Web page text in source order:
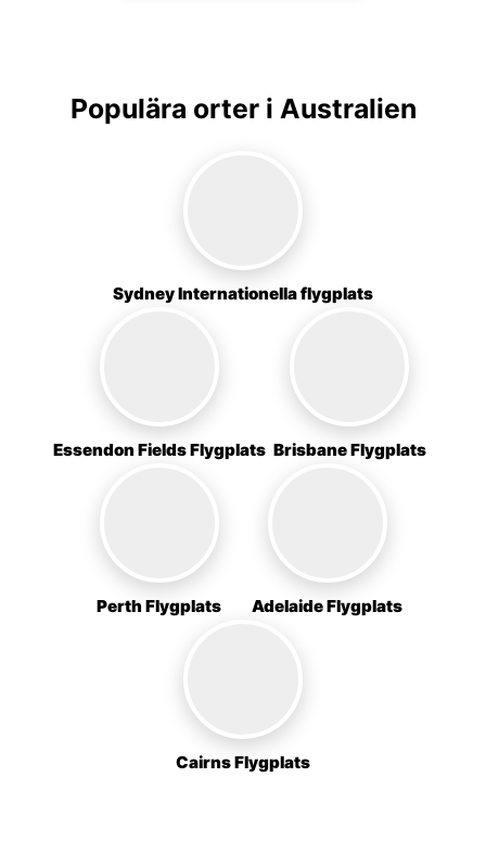
Populära orter i Australien
Sydney Internationella flygplats
Essendon Fields Flygplats Brisbane Flygplats
Perth Flygplats Adelaide Flygplats
Cairns Flygplats